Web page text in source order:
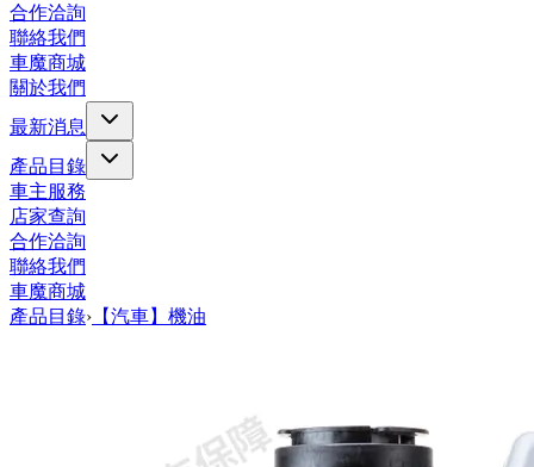
合作洽詢
聯絡我們
車魔商城
關於我們
最新消息
產品目錄
車主服務
店家查詢
合作洽詢
聯絡我們
車魔商城
產品目錄› 【汽車】機油